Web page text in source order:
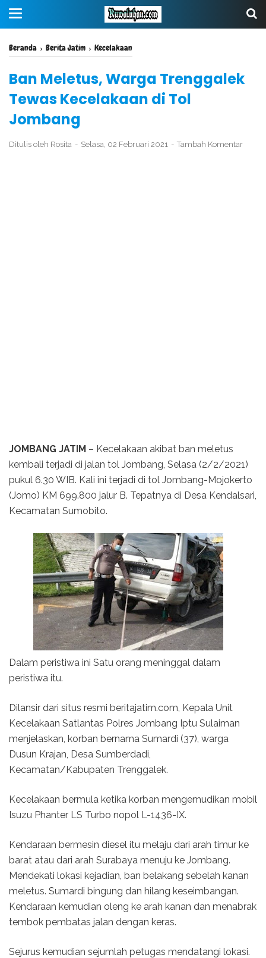
Beranda › Berita Jatim › Kecelakaan
Ban Meletus, Warga Trenggalek
Tewas Kecelakaan di Tol
Jombang
Ditulis oleh Rosita Selasa, 02 Februari 2021 Tambah Komentar
JOMBANG JATIM – Kecelakaan akibat ban meletus
kembali terjadi di jalan tol Jombang, Selasa (2/2/2021)
pukul 6.30 WIB. Kali ini terjadi di tol Jombang-Mojokerto
(Jomo) KM 699.800 jalur B. Tepatnya di Desa Kendalsari,
Kecamatan Sumobito.
Dalam peristiwa ini Satu orang meninggal dalam
peristiwa itu.
Dilansir dari situs resmi beritajatim.com, Kepala Unit
Kecelakaan Satlantas Polres Jombang Iptu Sulaiman
menjelaskan, korban bernama Sumardi (37), warga
Dusun Krajan, Desa Sumberdadi,
Kecamatan/Kabupaten Trenggalek.
Kecelakaan bermula ketika korban mengemudikan mobil
Isuzu Phanter LS Turbo nopol L-1436-IX.
Kendaraan bermesin diesel itu melaju dari arah timur ke
barat atau dari arah Surabaya menuju ke Jombang.
Mendekati lokasi kejadian, ban belakang sebelah kanan
meletus. Sumardi bingung dan hilang keseimbangan.
Kendaraan kemudian oleng ke arah kanan dan menabrak
tembok pembatas jalan dengan keras.
Sejurus kemudian sejumlah petugas mendatangi lokasi.